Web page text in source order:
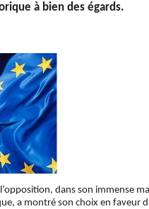
à bien des égards.
dans son immense
a montré son choix en faveur